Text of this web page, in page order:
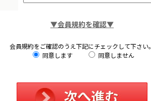
▼会員規約を確認▼
会員規約をご確認のうえ下記にチェックして下さい。
同意します
同意しません